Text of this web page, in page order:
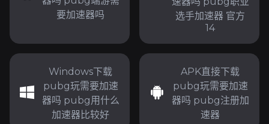
要加速器吗
选手加速器 官方
14
Windows下载
pubg玩需要加速
器吗 pubg用什么
加速器比较好
APK直接下载
pubg玩需要加速
器吗 pubg注册加
速器